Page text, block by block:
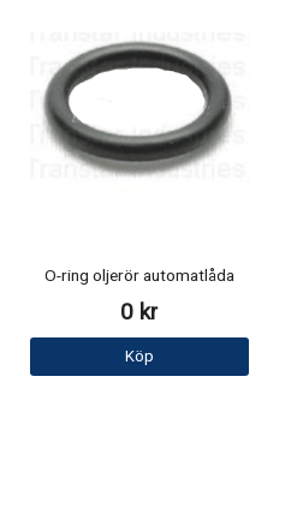
O-ring oljerör automatlåda
0 kr
Köp